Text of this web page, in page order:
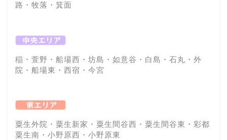
路・牧落・箕面
稲・萱野・船場西・坊島・如意谷・白島・石丸・外
院・船場東・西宿・今宮
粟生外院・粟生新家・粟生間谷西・粟生間谷東・彩都
粟生南・小野原西・小野原東